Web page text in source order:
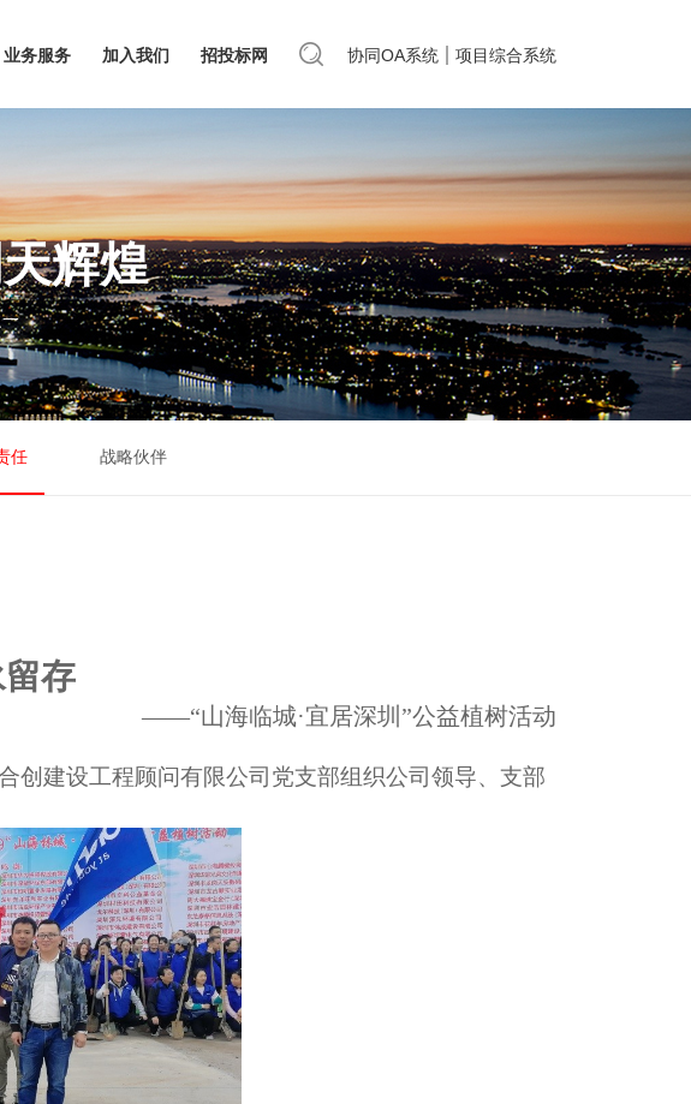
协同OA系统 项目综合系统
业务服务 加入我们 招投标网
辉煌
任 战略伙伴
存
——“山海临城·宜居深圳”公益植树活动
创建设工程顾问有限公司党支部组织公司领导、支部